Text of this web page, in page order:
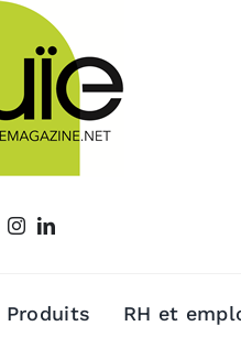
Produits RH et